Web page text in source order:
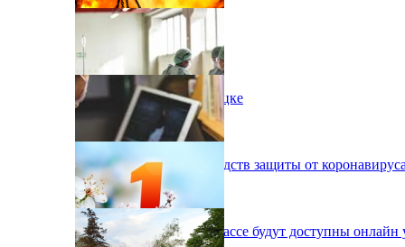
Черга на кордоні
Пожар на шахте в Донецке
Медикам не хватает средств защиты от коронавируса
Школа онлайн: на Донбассе будут доступны онлайн